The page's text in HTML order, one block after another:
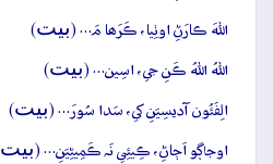
اللهَ ڪارَڻِ اوٺِيا، ڪَرَھا مَ… (بيت)
اللهُ اللهُ ڪَنِ جي، اسِين… (بيت)
الِفَئُون آديسِيَنِ کي، سَدا سُورَ… (بيت)
اوجاڳو اَڄاڻِ، ڪِيئِي نَہ ڪَمِيڻِيَنِ… (بيت